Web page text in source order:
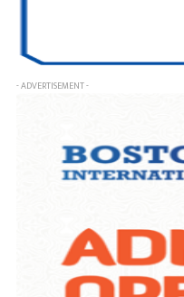
- ADVERTISEMENT -